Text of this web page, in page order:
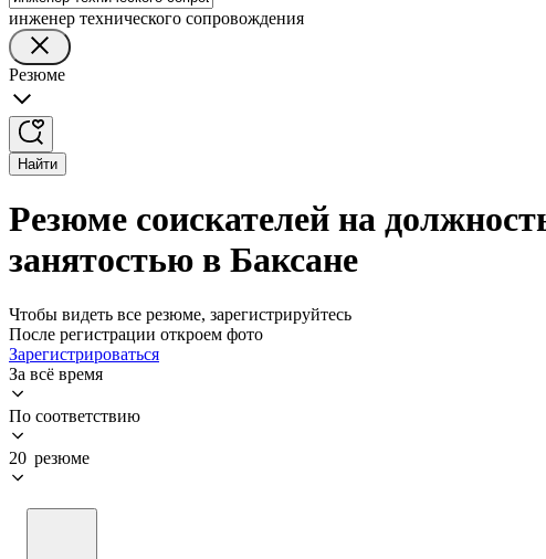
инженер технического сопровождения
Резюме
Найти
Резюме соискателей на
занятостью в Баксане
Чтобы видеть все резюме, зарегистрируйтесь
После регистрации откроем фото
Зарегистрироваться
За всё время
По соответствию
20 резюме